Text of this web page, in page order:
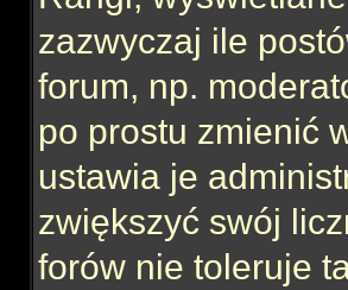
zazwyczaj ile
forum, np.
po prostu zmienić
ustawia je
zwiększyć swój
forów nie toleruje